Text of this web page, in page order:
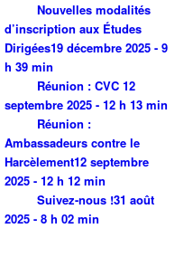
Nouvelles modalités
d’inscription aux Études
Dirigées19 décembre 2025 - 9
h 39 min
Réunion : CVC12
septembre 2025 - 12 h 13 min
Réunion :
Ambassadeurs contre le
Harcèlement12 septembre
2025 - 12 h 12 min
Suivez-nous !31 août
2025 - 8 h 02 min